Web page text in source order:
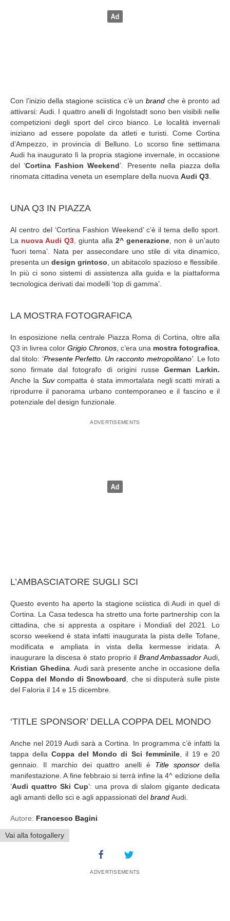
Con l’inizio della stagione sciistica c’è unbrand che è pronto ad
attivarsi: Audi. I quattro anelli di Ingolstadt sono ben visibili nelle
competizioni degli sport del circo bianco. Le località invernali
iniziano ad essere popolate da atleti e turisti. Come Cortina
d’Ampezzo, in provincia di Belluno. Lo scorso fine settimana
Audi ha inaugurato lì la propria stagione invernale, in occasione
del ‘Cortina Fashion Weekend’. Presente nella piazza della
rinomata cittadina veneta un esemplare della nuova Audi Q3
UNA Q3 IN PIAZZA
Al centro del ‘Cortina Fashion Weekend’ c’è il tema dello sport.
La nuova Audi Q3 , giunta alla 2^ generazione, non è un’auto
‘fuori tema’. Nata per assecondare uno stile di vita dinamico,
presenta un design grintoso , un abitacolo spazioso e flessibile.
In più ci sono sistemi di assistenza alla guida e la piattaforma
tecnologica derivati dai modelli ‘top di gamma’.
LA MOSTRA FOTOGRAFICA
In esposizione nella centrale Piazza Roma di Cortina, oltre alla
Q3 in livrea color Grigio Chronos , c’era una mostra fotografica
dal titolo: ‘Presente Perfetto. Un racconto metropolitano’. Le foto
sono firmate dal fotografo di origini russe German Larkin.
Anche la Suvcompatta è stata immortalata negli scatti mirati a
riprodurre il panorama urbano contemporaneo e il fascino e il
potenziale del design funzionale.
L’AMBASCIATORE SUGLI SCI
Questo evento ha aperto la stagione sciistica di Audi in quel di
Cortina. La Casa tedesca ha stretto una forte partnership con la
cittadina, che si appresta a ospitare i Mondiali del 2021. Lo
scorso weekend è stata infatti inaugurata la pista delle Tofane,
modificata e ampliata in vista della kermesse iridata. A
inaugurare la discesa è stato proprio il Brand Ambassador Audi,
Kristian Ghedina. Audi sarà presente anche in occasione della
Coppa del Mondo di Snowboard , che si disputerà sulle piste
del Faloria il 14 e 15 dicembre.
‘TITLE SPONSOR’ DELLA COPPA DEL MONDO
Anche nel 2019 Audi sarà a Cortina. In programma c’è infatti la
tappa dellaCoppa del Mondo di Sci femminile, il 19 e 20
gennaio. Il marchio dei quattro anelli è Title sponsordella
manifestazione. A fine febbraio si terrà infine la 4^ edizione della
‘Audi quattro Ski Cup’: una prova di slalom gigante dedicata
agli amanti dello sci e agli appassionati del brand Audi.
Autore: Francesco Bagini
Vai alla fotogallery